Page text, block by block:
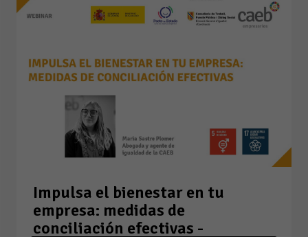
Impulsa el bienestar en tu
empresa: medidas de
conciliación efectivas -